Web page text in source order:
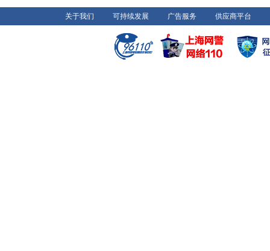
关于我们 可持续发展 广告服务 供应商平台